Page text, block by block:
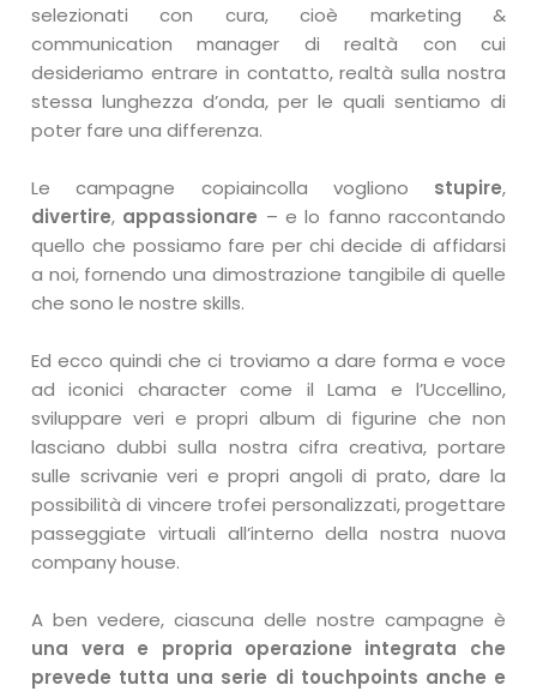
selezionati con cura, cioè marketing &
communication manager di realtà con cui
desideriamo entrare in contatto, realtà sulla nostra
stessa lunghezza d’onda, per le quali sentiamo di
poter fare una differenza.
Le campagne copiaincolla vogliono stupire,
divertire, appassionare – e lo fanno raccontando
quello che possiamo fare per chi decide di affidarsi
a noi, fornendo una dimostrazione tangibile di quelle
che sono le nostre skills.
Ed ecco quindi che ci troviamo a dare forma e voce
ad iconici character come il Lama e l’Uccellino,
sviluppare veri e propri album di figurine che non
lasciano dubbi sulla nostra cifra creativa, portare
sulle scrivanie veri e propri angoli di prato, dare la
possibilità di vincere trofei personalizzati, progettare
passeggiate virtuali all’interno della nostra nuova
company house.
A ben vedere, ciascuna delle nostre campagne è
una vera e propria operazione integrata che
prevede tutta una serie di touchpoints anche e